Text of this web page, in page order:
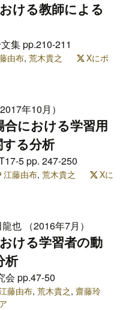
ける教師による
集 pp.210-211
由布, 荒木貴之
Xにポ
年10月）
における学習用
する分析
5 pp. 247-250
江藤由布, 荒木貴之
Xに
也 （2016年7月）
ける学習者の動
析
会 pp.47-50
藤由布, 荒木貴之, 齋藤玲